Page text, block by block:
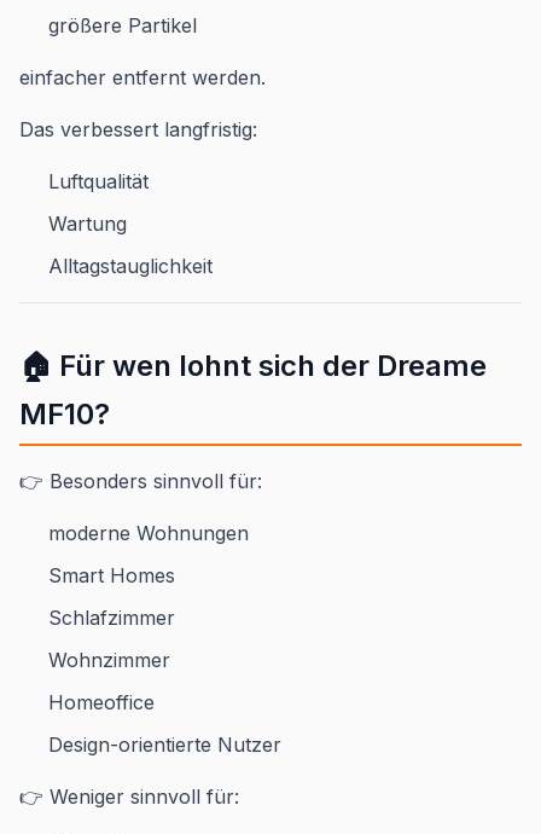
größere Partikel
einfacher entfernt werden.
Das verbessert langfristig:
Luftqualität
Wartung
Alltagstauglichkeit
🏠 Für wen lohnt sich der Dreame
MF10?
👉 Besonders sinnvoll für:
moderne Wohnungen
Smart Homes
Schlafzimmer
Wohnzimmer
Homeoffice
Design-orientierte Nutzer
👉 Weniger sinnvoll für: